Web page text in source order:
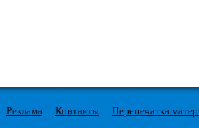
Реклама Контакты Перепечатка